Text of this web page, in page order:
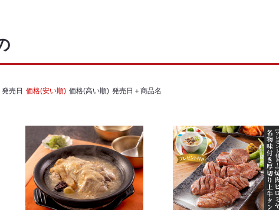
発売日 価格(安い順) 価格(高い順) 発売日＋商品名